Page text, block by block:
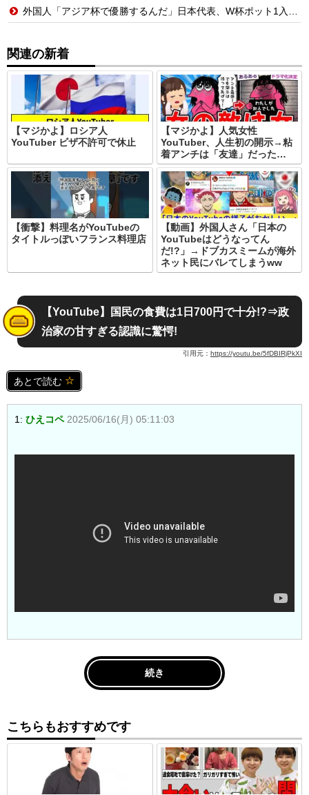
外国人「アジア杯で優勝するんだ」日本代表、W杯ポット1入りに現実味!?2030大会で出場枠「64」なら追い風に！アメリカ人もポット1争いに熱視線！【海外の反応】
関連の新着
【マジかよ】ロシア人
YouTuber ビザ不許可で休止
【マジかよ】人気女性
YouTuber、人生初の開示→粘
着アンチは「友達」だった…
【衝撃】料理名がYouTubeの
タイトルっぽいフランス料理店
【動画】外国人さん「日本の
YouTubeはどうなってん
だ!?」→ドブカスミームが海外
ネット民にバレてしまうww
【YouTube】国民の食費は1日700円で十分!?⇒政
治家の甘すぎる認識に驚愕!
引用元： https://youtu.be/5fDBIRjPkXI
あとで読む
1: ひえコペ 2025/06/16(月) 05:11:03
続き
こちらもおすすめです